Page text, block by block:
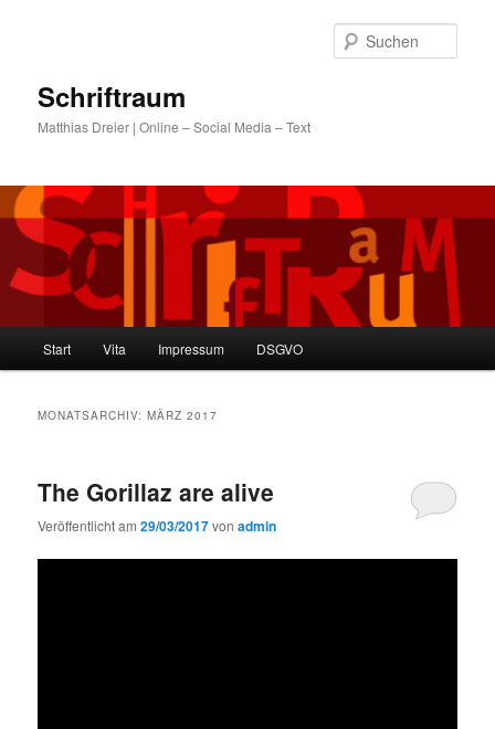
Schriftraum
Matthias Dreier | Online – Social Media – Text
Start Vita Impressum DSGVO
MONATSARCHIV:MÄRZ 2017
The Gorillaz are alive
Veröffentlicht am29/03/2017vonadmin